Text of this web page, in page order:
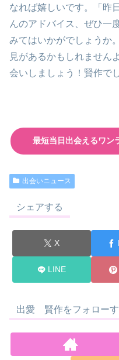
なれば嬉しいです。「昨
んのアドバイス、ぜひ一
みてはいかがでしょうか
見があるかもしれません
会いしましょう！賢作でし
最短当日出会えるワン
出会いニュース
シェアする
X
LINE
出愛 賢作をフォロー